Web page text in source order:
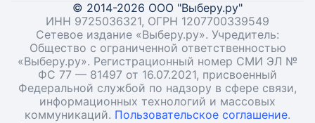
© 2014-2026 ООО "Выберу.ру"
ИНН 9725036321, ОГРН 1207700339549
Сетевое издание «Выберу.ру». Учредитель:
Общество с ограниченной ответственностью
«Выберу.ру». Регистрационный номер СМИ ЭЛ №
ФС 77 — 81497 от 16.07.2021, присвоенный
Федеральной службой по надзору в сфере связи,
информационных технологий и массовых
коммуникаций. Пользовательское соглашение.